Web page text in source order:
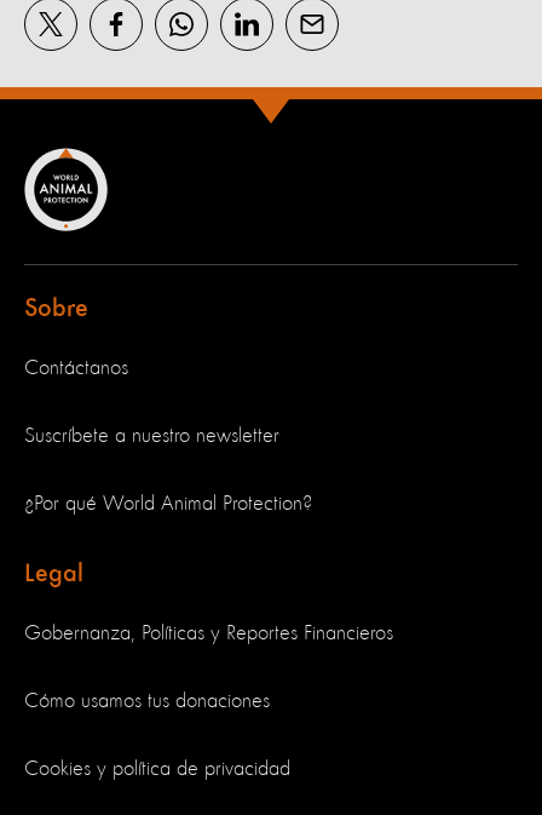
Sobre
Contáctanos
Suscríbete a nuestro newsletter
¿Por qué World Animal Protection?
Legal
Gobernanza, Políticas y Reportes Financieros
Cómo usamos tus donaciones
Cookies y política de privacidad